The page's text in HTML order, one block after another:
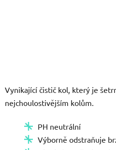
Vynikající čistič kol, který je
nejchoulostivějším kolům.
PH neutrální
Výborně odstraňuje